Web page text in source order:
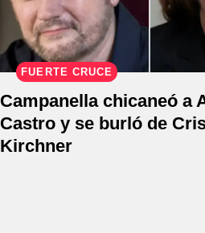
FUERTE CRUCE
Campanella chicaneó a
Castro y se burló de
Kirchner